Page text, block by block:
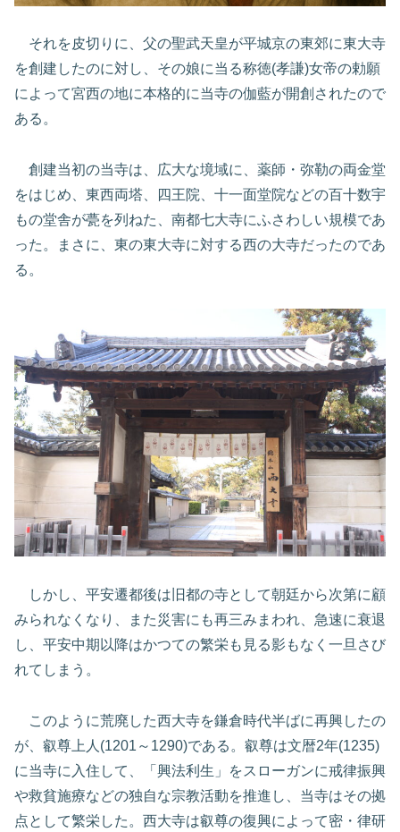
それを皮切りに、父の聖武天皇が平城京の東郊に東大寺
を創建したのに対し、その娘に当る称徳(孝謙)女帝の勅願
によって宮西の地に本格的に当寺の伽藍が開創されたので
ある。
創建当初の当寺は、広大な境域に、薬師・弥勒の両金堂
をはじめ、東西両塔、四王院、十一面堂院などの百十数宇
もの堂舎が甍を列ねた、南都七大寺にふさわしい規模であ
った。まさに、東の東大寺に対する西の大寺だったのであ
る。
しかし、平安遷都後は旧都の寺として朝廷から次第に顧
みられなくなり、また災害にも再三みまわれ、急速に衰退
し、平安中期以降はかつての繁栄も見る影もなく一旦さび
れてしまう。
このように荒廃した西大寺を鎌倉時代半ばに再興したの
が、叡尊上人(1201～1290)である。叡尊は文暦2年(1235)
に当寺に入住して、「興法利生」をスローガンに戒律振興
や救貧施療などの独自な宗教活動を推進し、当寺はその拠
点として繁栄した。西大寺は叡尊の復興によって密・律研